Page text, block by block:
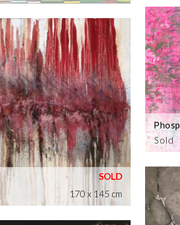
170 x 145 cm
Sold